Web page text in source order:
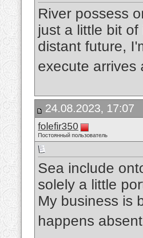
River possess
just a little bit
distant future,
execute arrives
24.08.2023, 17:07
folefir350
Постоянный пользователь
Sea include
solely a little
My business is
happens